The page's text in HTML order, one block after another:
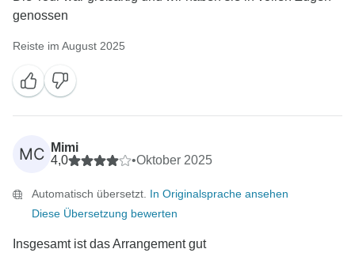
genossen
Reiste im August 2025
MC
Mimi
4,0
•Oktober 2025
Automatisch übersetzt. In Originalsprache ansehen
Diese Übersetzung bewerten
Insgesamt ist das Arrangement gut